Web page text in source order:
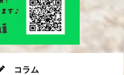
コラム